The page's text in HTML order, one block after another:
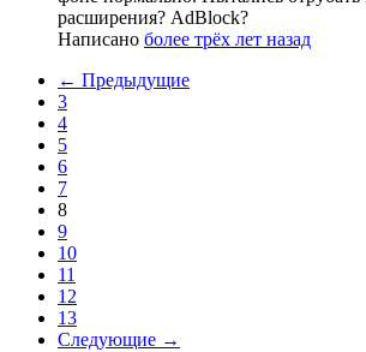
расширения? AdBlock?
Написано более трёх лет назад
← Предыдущие
3
4
5
6
7
8
9
10
11
12
13
Следующие →